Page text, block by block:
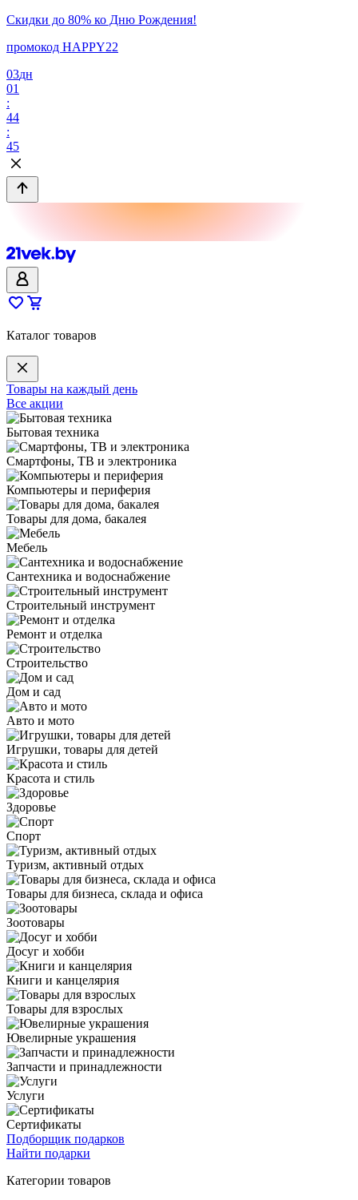
Скидки до 80% ко Дню Рождения!
промокод HAPPY22
03дн
01
:
44
:
45
Каталог товаров
Товары на каждый день
Все акции
Бытовая техника
Смартфоны, ТВ и электроника
Компьютеры и периферия
Товары для дома, бакалея
Мебель
Сантехника и водоснабжение
Строительный инструмент
Ремонт и отделка
Строительство
Дом и сад
Авто и мото
Игрушки, товары для детей
Красота и стиль
Здоровье
Спорт
Туризм, активный отдых
Товары для бизнеса, склада и офиса
Зоотовары
Досуг и хобби
Книги и канцелярия
Товары для взрослых
Ювелирные украшения
Запчасти и принадлежности
Услуги
Сертификаты
Подборщик подарков
Найти подарки
Категории товаров